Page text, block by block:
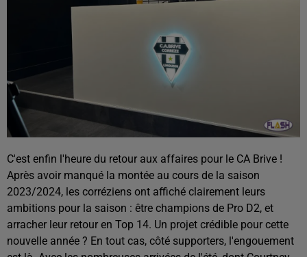
C'est enfin l'heure du retour aux affaires pour le CA Brive !
Après avoir manqué la montée au cours de la saison
2023/2024, les corréziens ont affiché clairement leurs
ambitions pour la saison : être champions de Pro D2, et
arracher leur retour en Top 14. Un projet crédible pour cette
nouvelle année ? En tout cas, côté supporters, l'engouement